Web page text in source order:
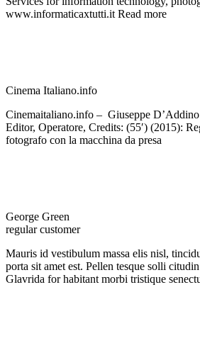
www.informaticaxtutti.it Read more
Cinema Italiano.info
Cinemaitaliano.info – Giuseppe
Editor, Operatore, Credits: (55′) (2015):
fotografo con la macchina da presa
George Green
regular customer
Mauris id vestibulum massa elis nisl,
porta sit amet est. Pellen tesque solli
Glavrida for habitant morbi tristique